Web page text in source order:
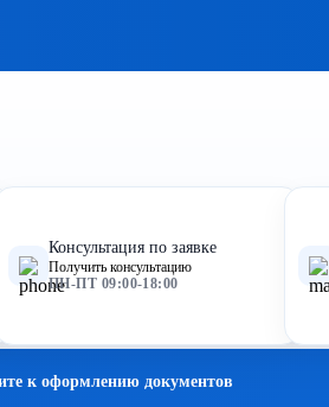
Консультация по заявке
Получить консультацию
ПН-ПТ 09:00-18:00
к оформлению документов